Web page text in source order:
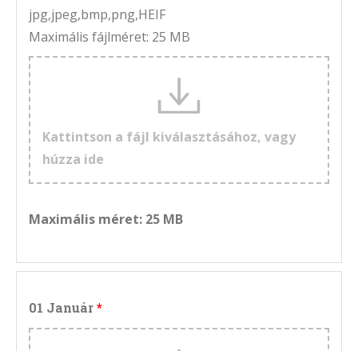
jpg,jpeg,bmp,png,HEIF
Maximális fájlméret: 25 MB
Kattintson a fájl kiválasztásához, vagy
húzza ide
Maximális méret: 25 MB
01 Január